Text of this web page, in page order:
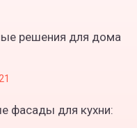
решения для дома
фасады для кухни: